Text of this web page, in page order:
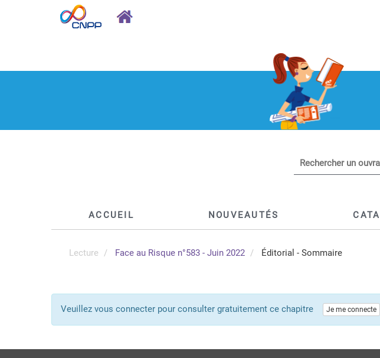
ACCUEIL NOUVEAUTÉS
Lecture Face au Risque n°583 - Juin 2022 Éditorial - Sommaire
Veuillez vous connecter pour consulter gratuitement ce chapitre Je me connecte